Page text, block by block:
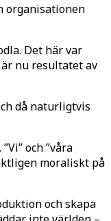
organisationen
Det här var
nu resultatet av
då naturligtvis
och ”våra
moraliskt på
och skapa